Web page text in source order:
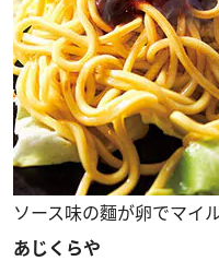
ソース味の麵が卵でマイ
あじくらや